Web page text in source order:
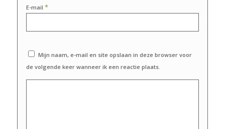
E-mail *
Mijn naam, e-mail en site opslaan in deze browser voor
de volgende keer wanneer ik een reactie plaats.